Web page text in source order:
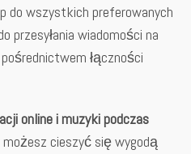
do wszystkich preferowanych
przesyłania wiadomości na
łączności
online i muzyki podczas
cieszyć się wygodą